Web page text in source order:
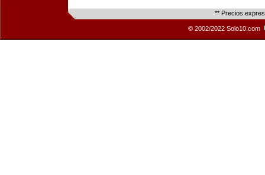
** Precios
© 2002/2022 Solo10.com